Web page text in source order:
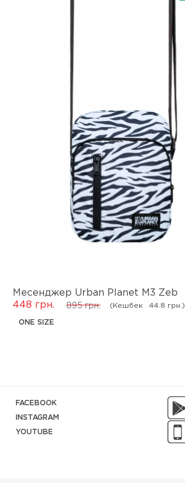
Месенджер Urban Planet M3 Zeb
895 грн.
448 грн. (Кешбек 44.8 грн.)
ONE SIZE
FACEBOOK
INSTAGRAM
YOUTUBE